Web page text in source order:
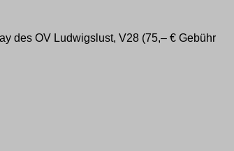
des OV Ludwigslust, V28 (75,– € Gebühr